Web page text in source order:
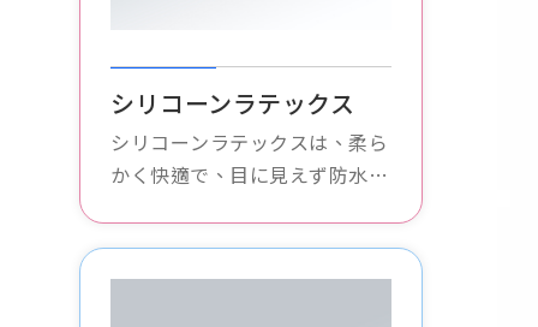
シリコーンラテックス
シリコーンラテックスは、柔ら
かく快適で、目に見えず防水性
適しており、安全で思いやりの